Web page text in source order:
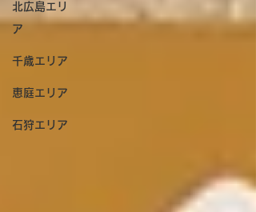
北広島エリ
ア
千歳エリア
恵庭エリア
石狩エリア